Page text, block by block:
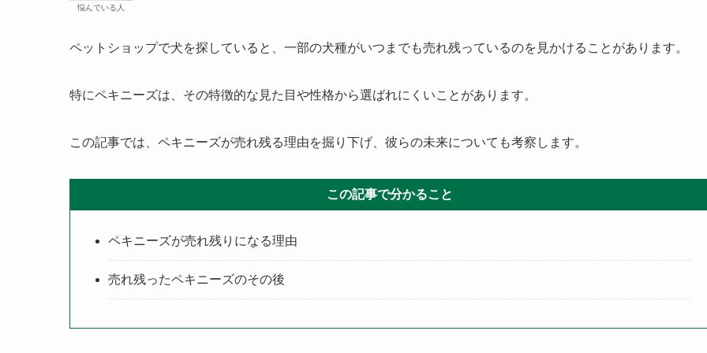
悩んでいる人
ペットショップで犬を探していると、一部の犬種がいつまでも売れ残っているのを見かけることがあります。
特にペキニーズは、その特徴的な見た目や性格から選ばれにくいことがあります。
この記事では、ペキニーズが売れ残る理由を掘り下げ、彼らの未来についても考察します。
この記事で分かること
ペキニーズが売れ残りになる理由
売れ残ったペキニーズのその後